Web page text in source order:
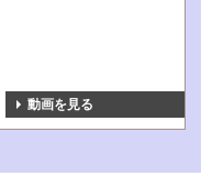
動画を見る